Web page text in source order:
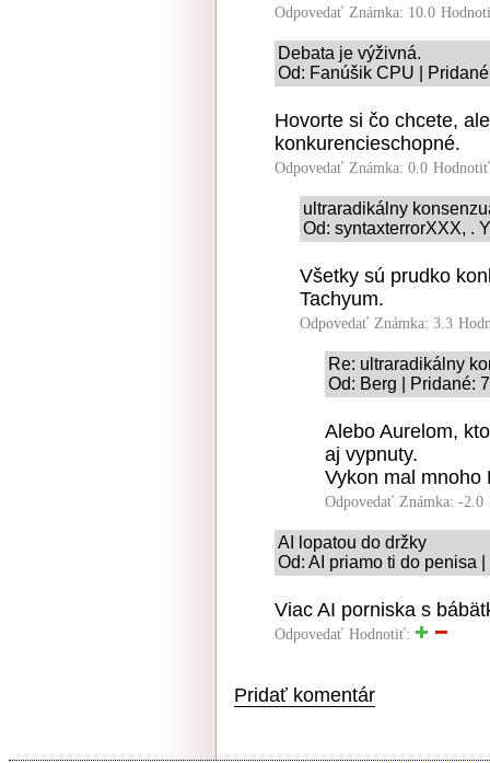
Odpovedať Známka: 10.0
Debata je výživná.
Od: Fanúšik CPU |
Hovorte si čo chcete,
konkurencieschopné.
Odpovedať Známka: 0.0
ultraradikálny
Od: syntaxterrorXXX, .
Všetky sú prudko
Tachyum.
Odpovedať Známka: 3.3
Re: ultraradikálny
Od: Berg | Pridané:
Alebo Aurelom,
aj vypnuty.
Vykon mal mnoho
Odpovedať Známka: -2.0
AI lopatou do držky
Od: AI priamo ti do penisa
Viac AI porniska s
Odpovedať Hodnotiť:
Pridať komentár